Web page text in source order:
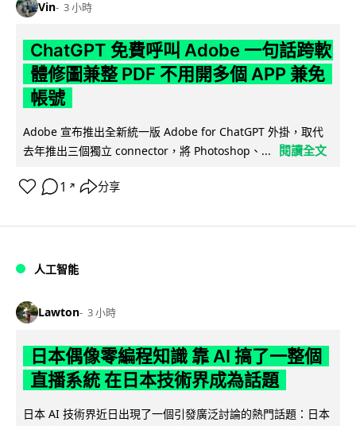
Vin 3 小時
ChatGPT 免費呼叫 Adobe 一句話跨軟
體修圖兼整 PDF 不用開多個 APP 兼免
帳號
Adobe 宣布推出全新統一版 Adobe for ChatGPT 外掛，取代
去年推出三個獨立 connector，將 Photoshop、...
閱讀全文
1 ↗ 分享
人工智能
Lawton 3 小時
日本偶像零編程知識 靠 AI 搞了一整個
直播系統 在日本技術界成為話題
日本 AI 技術界近日出現了一個引發廣泛討論的熱門話題：日本